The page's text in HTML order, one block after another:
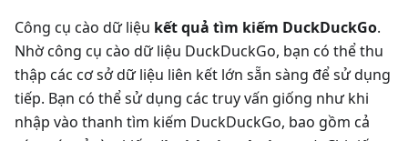
Công cụ cào dữ liệu kết quả tìm kiếm DuckDuckGo.
Nhờ công cụ cào dữ liệu DuckDuckGo, bạn có thể thu
thập các cơ sở dữ liệu liên kết lớn sẵn sàng để sử dụng
tiếp. Bạn có thể sử dụng các truy vấn giống như khi
nhập vào thanh tìm kiếm DuckDuckGo, bao gồm cả